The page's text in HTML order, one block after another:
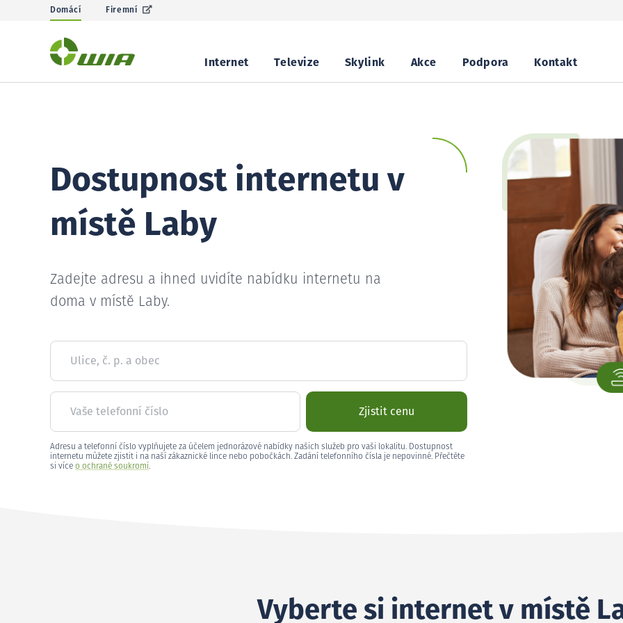
Domácí Firemní
Internet Televize Skylink Akce Podpora Kontakt
Dostupnost internetu v
místě Laby
Zadejte adresu a ihned uvidíte nabídku internetu na
doma v místě Laby.
Ulice, č. p. a obec
Vaše telefonní číslo Zjistit cenu
Adresu a telefonní číslo vyplňujete za účelem jednorázové nabídky našich služeb pro vaši lokalitu. Dostupnost
internetu můžete zjistit i na naší zákaznické lince nebo pobočkách. Zadání telefonního čísla je nepovinné. Přečtěte
si více o ochraně soukromí.
Vyberte si internet v místě